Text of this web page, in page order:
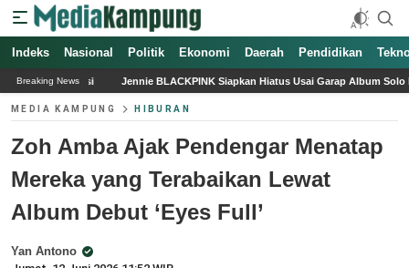
Indeks Nasional Politik Ekonomi Daerah Pendidikan
Breaking News
BLACKPINK Siapkan Hiatus Usai Garap Album Solo Kedua, 2025 Jadi Tahun
MEDIA KAMPUNG HIBURAN
Zoh Amba Ajak Pendengar Menatap
Mereka yang Terabaikan Lewat
Album Debut ‘Eyes Full’
Yan Antono